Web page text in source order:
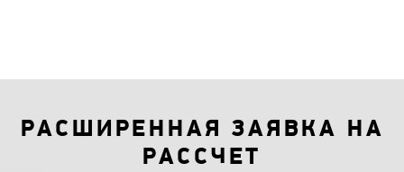
РАСШИРЕННАЯ ЗАЯВКА НА
РАССЧЕТ